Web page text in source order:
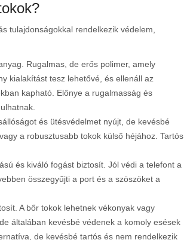
tulajdonságokkal rendelkezik védelem,
Rugalmas, de erős polimer, amely
kialakítást tesz lehetővé, és ellenáll az
kapható. Előnye a rugalmasság és
és ütésvédelmet nyújt, de kevésbé
a robusztusabb tokok külső héjához. Tartós
és kiváló fogást biztosít. Jól védi a telefont a
összegyűjti a port és a szöszöket a
A bőr tokok lehetnek vékonyak vagy
általában kevésbé védenek a komoly esések
de kevésbé tartós és nem rendelkezik